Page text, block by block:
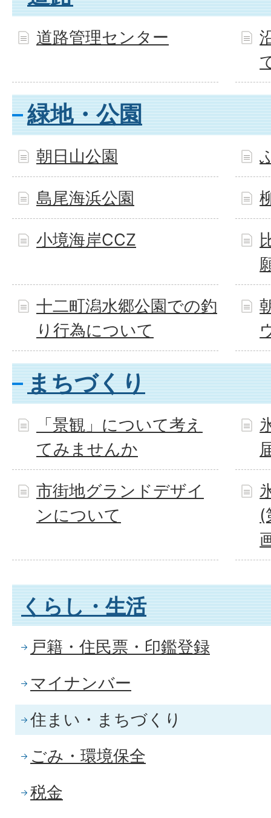
道路管理センター
緑地・公園
朝日山公園
島尾海浜公園
小境海岸CCZ
十二町潟水郷公園での釣
り行為について
まちづくり
「景観」について考え
てみませんか
市街地グランドデザイ
ンについて
(
くらし・生活
戸籍・住民票・印鑑登録
マイナンバー
住まい・まちづくり
ごみ・環境保全
税金